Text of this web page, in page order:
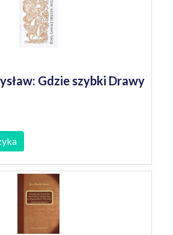
Gdzie szybki Drawy